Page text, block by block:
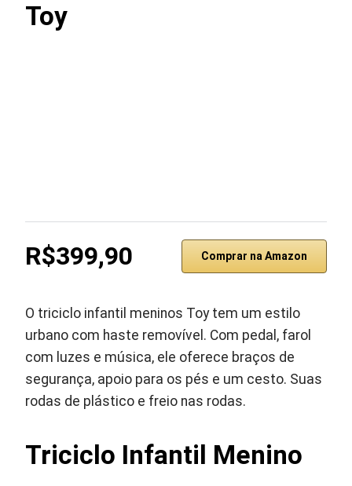
Toy
R$399,90 Comprar na Amazon
O triciclo infantil meninos Toy tem um estilo
urbano com haste removível. Com pedal, farol
com luzes e música, ele oferece braços de
segurança, apoio para os pés e um cesto. Suas
rodas de plástico e freio nas rodas.
Triciclo Infantil Menino